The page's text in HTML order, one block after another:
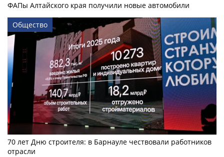
ФАПы Алтайского края получили новые автомобили
Общество
70 лет Дню строителя: в Барнауле чествовали работников
отрасли